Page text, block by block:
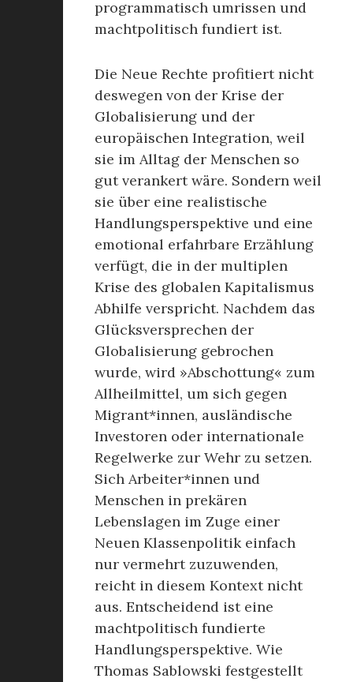
programmatisch umrissen und
machtpolitisch fundiert ist.
Die Neue Rechte profitiert nicht
deswegen von der Krise der
Globalisierung und der
europäischen Integration, weil
sie im Alltag der Menschen so
gut verankert wäre. Sondern weil
sie über eine realistische
Handlungsperspektive und eine
emotional erfahrbare Erzählung
verfügt, die in der multiplen
Krise des globalen Kapitalismus
Abhilfe verspricht. Nachdem das
Glücksversprechen der
Globalisierung gebrochen
wurde, wird »Abschottung« zum
Allheilmittel, um sich gegen
Migrant*innen, ausländische
Investoren oder internationale
Regelwerke zur Wehr zu setzen.
Sich Arbeiter*innen und
Menschen in prekären
Lebenslagen im Zuge einer
Neuen Klassenpolitik einfach
nur vermehrt zuzuwenden,
reicht in diesem Kontext nicht
aus. Entscheidend ist eine
machtpolitisch fundierte
Handlungsperspektive. Wie
Thomas Sablowski festgestellt